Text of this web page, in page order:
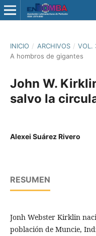
INICIO / ARCHIVOS / VOL.
A hombros de gigantes
John W.
salvo la
Alexei Suárez Rivero
RESUMEN
Jonh Webster Kirklin
población de Muncie,